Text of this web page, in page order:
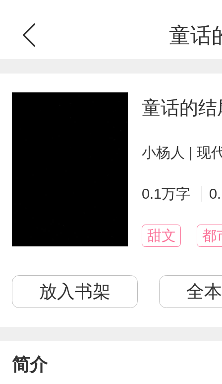
童话
童话的结
小杨人 | 现
0.1万字
甜文 都
放入书架 全
简介